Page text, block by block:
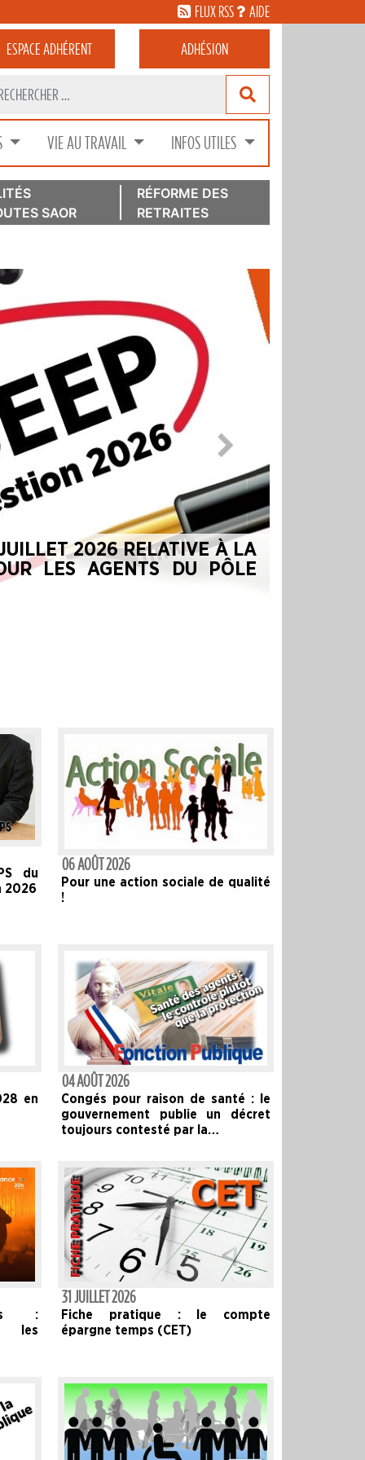
FLUX RSS AIDE
ESPACEADHÉRENT ADHÉSION
VIE AU TRAVAIL INFOS UTILES
SAOR
RÉFORME DES
RETRAITES
ACCOMPAGNER LES
du
2026
06 AOÛT 2026
Pour une action sociale de qualité
!
en
04 AOÛT 2026
Congés pour raison de santé : le
gouvernement publie un décret
toujours contesté par la…
:
les
31 JUILLET 2026
Fiche pratique : le compte
épargne temps (CET)